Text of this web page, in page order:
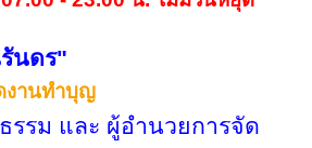
นดร"
งานทำบุญ
รรม และ ผู้อำนวยการจัด